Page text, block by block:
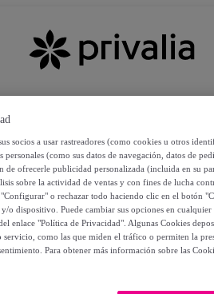
socios a usar rastreadores (como cookies u otros
personales (como sus datos de navegación, datos de
de ofrecerle publicidad personalizada (incluida en su
sobre la actividad de ventas y con fines de lucha
o rechazar todo haciendo clic en el botón
y/o dispositivo. Puede cambiar sus opciones en
enlace "Política de Privacidad". Algunas Cookies
como las que miden el tráfico o permiten la
Para obtener más información sobre las